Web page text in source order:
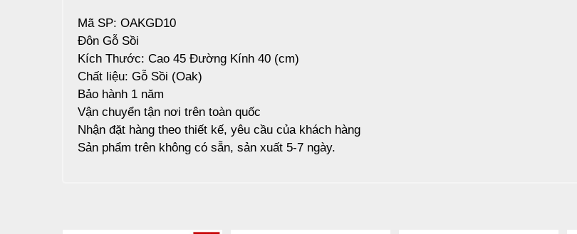
Mã SP: OAKGD10
Đôn Gỗ Sồi
Kích Thước: Cao 45 Đường Kính 40 (cm)
Chất liệu: Gỗ Sồi (Oak)
Bảo hành 1 năm
Vận chuyển tận nơi trên toàn quốc
Nhận đặt hàng theo thiết kế, yêu cầu của khách hàng
Sản phẩm trên không có sẵn, sản xuất 5-7 ngày.